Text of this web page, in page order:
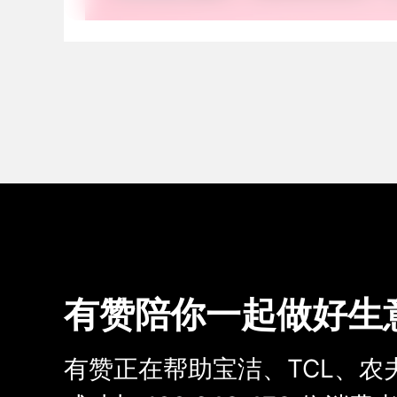
有赞陪你一起做好生
有赞正在帮助宝洁、TCL、农